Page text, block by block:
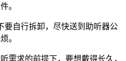
。
要自行拆卸，尽快送到助听器公
。
需求的前提下，要想戴得长久，